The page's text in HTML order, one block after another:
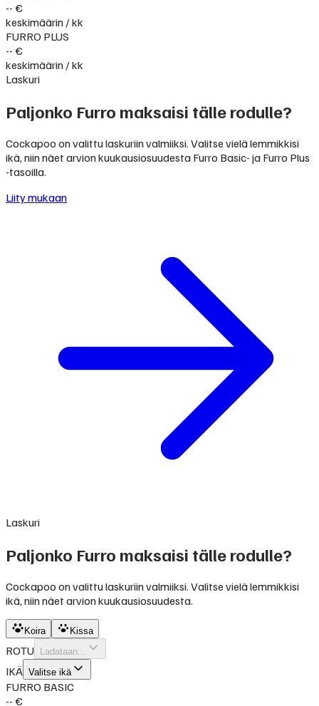
-- €
keskimäärin / kk
FURRO PLUS
-- €
keskimäärin / kk
Laskuri
Paljonko Furro maksaisi tälle rodulle?
Cockapoo on valittu laskuriin valmiiksi. Valitse vielä lemmikkisi
ikä, niin näet arvion kuukausiosuudesta Furro Basic- ja Furro Plus
-tasoilla.
Liity mukaan
Laskuri
Paljonko Furro maksaisi tälle rodulle?
Cockapoo on valittu laskuriin valmiiksi. Valitse vielä lemmikkisi
ikä, niin näet arvion kuukausiosuudesta.
Koira Kissa
ROTU Ladataan...
IKÄ Valitse ikä
FURRO BASIC
-- €